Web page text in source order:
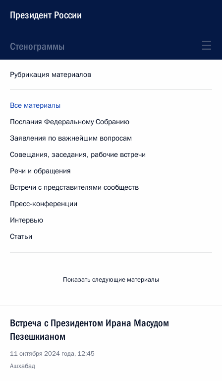
Президент России
Стенограммы
Рубрикация материалов
Все материалы
Послания Федеральному Собранию
Заявления по важнейшим вопросам
Совещания, заседания, рабочие встречи
Речи и обращения
Встречи с представителями сообществ
Пресс-конференции
Интервью
Статьи
Показать следующие материалы
Встреча с Президентом Ирана Масудом
Пезешкианом
11 октября 2024 года, 12:45
Ашхабад